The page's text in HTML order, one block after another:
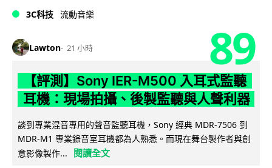
3C科技 流動音樂
Lawton 21 小時 89
【評測】Sony IER-M500 入耳式監聽
耳機：現場拍攝、後製監聽與人聲利器
談到專業混音專用的聲音監聽耳機，Sony 經典 MDR-7506 到
MDR-M1 專業錄音室耳機都為人熟悉。而現在舞台製作者與創
意影像製作...
閱讀全文